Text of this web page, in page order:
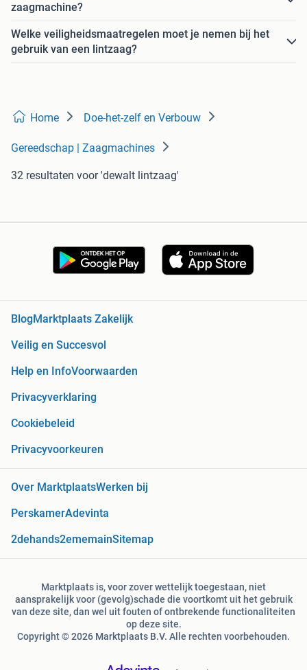
zaagmachine?
Welke veiligheidsmaatregelen moet je nemen bij het
gebruik van een lintzaag?
Home Doe-het-zelf en Verbouw
Gereedschap | Zaagmachines
32 resultaten voor 'dewalt lintzaag'
BlogMarktplaats Zakelijk
Veilig en Succesvol
Help en InfoVoorwaarden
Privacyverklaring
Cookiebeleid
Privacyvoorkeuren
Over MarktplaatsWerken bij
PerskamerAdevinta
2dehands2ememainSitemap
Marktplaats is, voor zover wettelijk toegestaan, niet
aansprakelijk voor (gevolg)schade die voortkomt uit het gebruik
van deze site, dan wel uit fouten of ontbrekende functionaliteiten
op deze site.
Copyright © 2026 Marktplaats B.V. Alle rechten voorbehouden.